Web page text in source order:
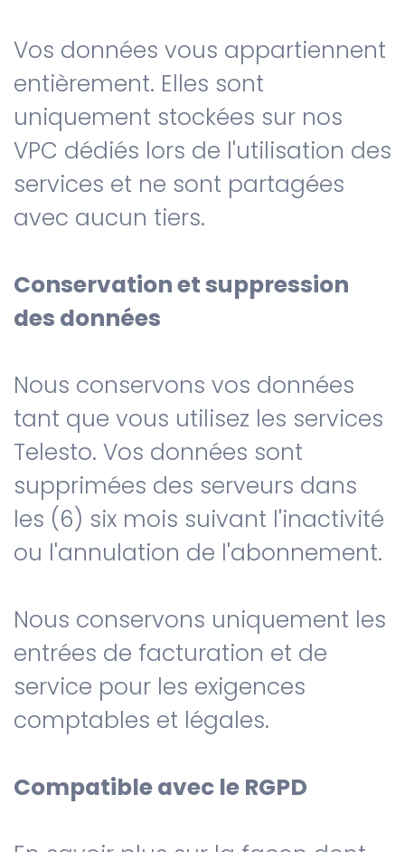
Vos données vous appartiennent
entièrement. Elles sont
uniquement stockées sur nos
VPC dédiés lors de l'utilisation des
services et ne sont partagées
avec aucun tiers.
Conservation et suppression
des données
Nous conservons vos données
tant que vous utilisez les services
Telesto. Vos données sont
supprimées des serveurs dans
les (6) six mois suivant l'inactivité
ou l'annulation de l'abonnement.
Nous conservons uniquement les
entrées de facturation et de
service pour les exigences
comptables et légales.
Compatible avec le RGPD